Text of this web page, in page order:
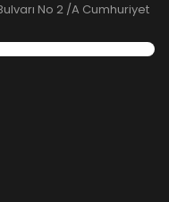
No 2 /A Cumhuriyet